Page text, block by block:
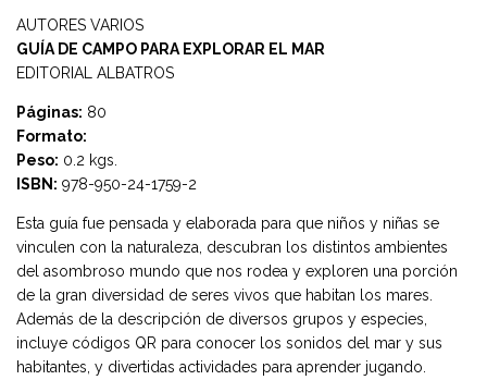
AUTORES VARIOS
GUÍA DE CAMPO PARA EXPLORAR EL MAR
EDITORIAL ALBATROS
Páginas: 80
Formato:
Peso: 0.2 kgs.
ISBN: 978-950-24-1759-2
Esta guía fue pensada y elaborada para que niños y niñas se
vinculen con la naturaleza, descubran los distintos ambientes
del asombroso mundo que nos rodea y exploren una porción
de la gran diversidad de seres vivos que habitan los mares.
Además de la descripción de diversos grupos y especies,
incluye códigos QR para conocer los sonidos del mar y sus
habitantes, y divertidas actividades para aprender jugando.